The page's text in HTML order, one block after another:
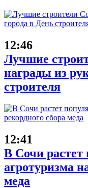
12:46
Лучшие
награды из
строителя
12:41
В Сочи растет
агротуризма
меда